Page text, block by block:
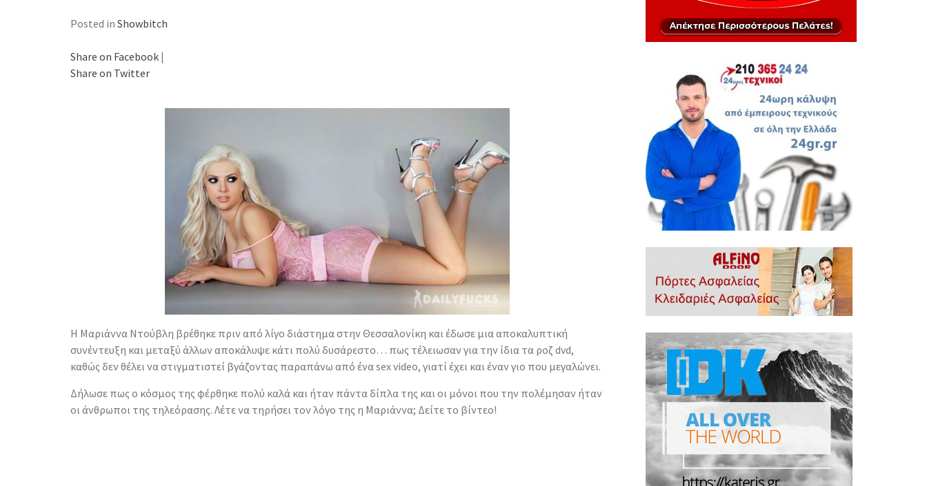
Posted in Showbitch
Share on Facebook |
Share on Twitter
Η Μαριάννα Ντούβλη βρέθηκε πριν από λίγο διάστημα στην Θεσσαλονίκη και έδωσε μια αποκαλυπτική
συνέντευξη και μεταξύ άλλων αποκάλυψε κάτι πολύ δυσάρεστο… πως τέλειωσαν για την ίδια τα ροζ dvd,
καθώς δεν θέλει να στιγματιστεί βγάζοντας παραπάνω από ένα sex video, γιατί έχει και έναν γιο που μεγαλώνει.
Δήλωσε πως ο κόσμος της φέρθηκε πολύ καλά και ήταν πάντα δίπλα της και οι μόνοι που την πολέμησαν ήταν
οι άνθρωποι της τηλεόρασης. Λέτε να τηρήσει τον λόγο της η Μαριάννα; Δείτε το βίντεο!